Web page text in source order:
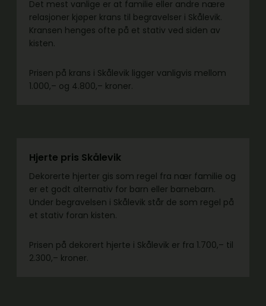
Det mest vanlige er at familie eller andre nære
relasjoner kjøper krans til begravelser i Skålevik.
Kransen henges ofte på et stativ ved siden av
kisten.
Prisen på krans i Skålevik ligger vanligvis mellom
1.000,– og 4.800,– kroner.
Hjerte pris Skålevik
Dekorerte hjerter gis som regel fra nær familie og
er et godt alternativ for barn eller barnebarn.
Under begravelsen i Skålevik står de som regel på
et stativ foran kisten.
Prisen på dekorert hjerte i Skålevik er fra 1.700,– til
2.300,– kroner.